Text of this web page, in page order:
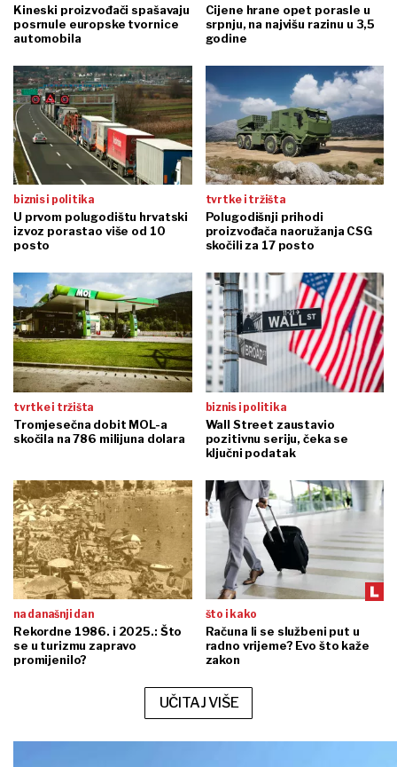
Kineski proizvođači spašavaju
posrnule europske tvornice
automobila
Cijene hrane opet porasle u
srpnju, na najvišu razinu u 3,5
godine
biznis i politika
U prvom polugodištu hrvatski
izvoz porastao više od 10
posto
tvrtke i tržišta
Polugodišnji prihodi
proizvođača naoružanja CSG
skočili za 17 posto
tvrtke i tržišta
Tromjesečna dobit MOL-a
skočila na 786 milijuna dolara
biznis i politika
Wall Street zaustavio
pozitivnu seriju, čeka se
ključni podatak
na današnji dan
Rekordne 1986. i 2025.: Što
se u turizmu zapravo
promijenilo?
što i kako
Računa li se službeni put u
radno vrijeme? Evo što kaže
zakon
UČITAJ VIŠE